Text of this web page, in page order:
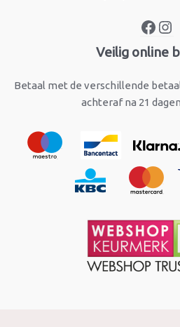
Veilig online
Betaal met de verschillende
achteraf na 21